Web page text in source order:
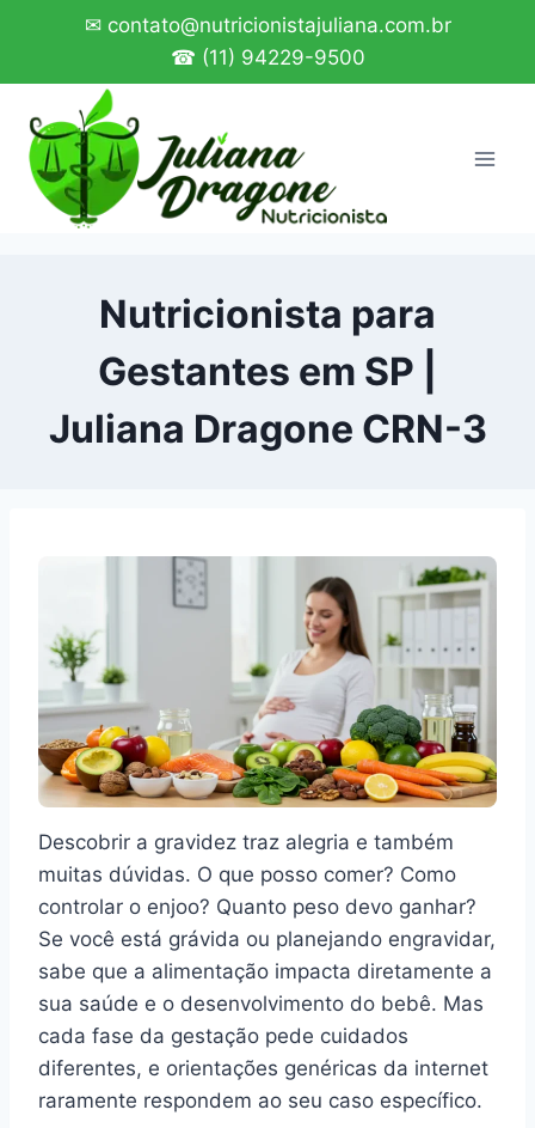
o
Conteúdo
✉ contato@nutricionistajuliana.com.br
☎ (11) 94229-9500
Nutricionista para
Gestantes em SP |
Juliana Dragone CRN-3
Descobrir a gravidez traz alegria e também
muitas dúvidas. O que posso comer? Como
controlar o enjoo? Quanto peso devo ganhar?
Se você está grávida ou planejando engravidar,
sabe que a alimentação impacta diretamente a
sua saúde e o desenvolvimento do bebê. Mas
cada fase da gestação pede cuidados
diferentes, e orientações genéricas da internet
raramente respondem ao seu caso específico.